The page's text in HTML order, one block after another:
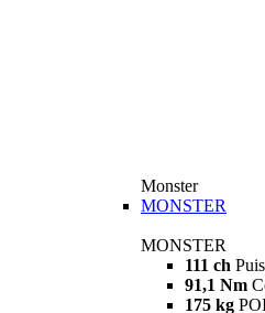
Monster
MONSTER
MONSTER
111 ch
91,1 Nm
175 kg